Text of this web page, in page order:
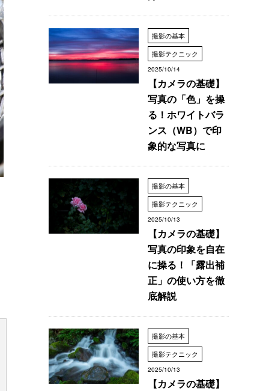
撮影の基本
撮影テクニック
2025/10/14
【カメラの基礎】
写真の「色」を操
る！ホワイトバラ
ンス（WB）で印
象的な写真に
撮影の基本
撮影テクニック
2025/10/13
【カメラの基礎】
写真の印象を自在
に操る！「露出補
正」の使い方を徹
底解説
撮影の基本
撮影テクニック
2025/10/13
【カメラの基礎】